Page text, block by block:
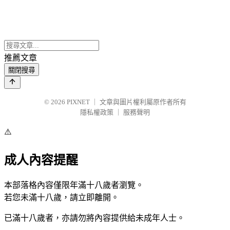
推薦文章
關閉搜尋
© 2026 PIXNET
文章與圖片權利屬原作者所有
隱私權政策
服務聲明
⚠️
成人內容提醒
本部落格內容僅限年滿十八歲者瀏覽。
若您未滿十八歲，請立即離開。
已滿十八歲者，亦請勿將內容提供給未成年人士。